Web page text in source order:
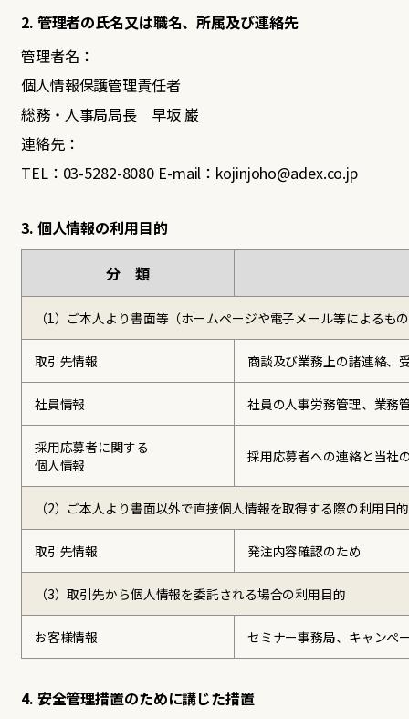
2. 管理者の氏名又は職名、所属及び連絡先
管理者名：
個人情報保護管理責任者
総務・人事局局長 早坂 巌
連絡先：
TEL： 03-5282-8080 E-mail： kojinjoho@adex.co.jp
3. 個人情報の利用目的
分 類
（1）ご本人より書面等（ホームページや電子メール等による
取引先情報 商談及び業務上の諸連絡、
社員情報 社員の人事労務管理、業務
採用応募者に関する
個人情報
採用応募者への連絡と当社
（2）ご本人より書面以外で直接個人情報を取得する際の利用目的
取引先情報 発注内容確認のため
（3）取引先から個人情報を委託される場合の利用目的
お客様情報 セミナー事務局、キャンペ
4. 安全管理措置のために講じた措置